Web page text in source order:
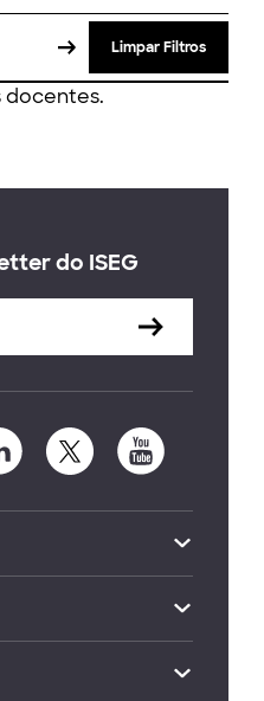
Limpar Filtros
docentes.
do ISEG